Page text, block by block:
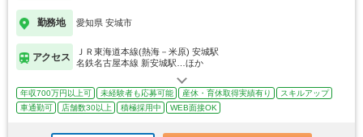
勤務地 愛知県 安城市
アクセス
ＪＲ東海道本線(熱海－米原) 安城駅
名鉄名古屋本線 新安城駅…ほか
年収700万円以上可 未経験者も応募可能 産休・育休取得実績有り
スキルアップ
車通勤可
店舗数30以上 積極採用中 WEB面接OK